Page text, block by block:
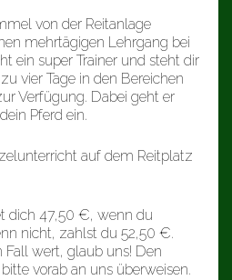
von der Reitanlage
mehrtägigen Lehrgang bei
ein super Trainer und steht dir
vier Tage in den Bereichen
Verfügung. Dabei geht er
Pferd ein.
auf dem Reitplatz
dich 47,50 €, wenn du
nicht, zahlst du 52,50 €.
Fall wert, glaub uns! Den
vorab an uns überweisen.